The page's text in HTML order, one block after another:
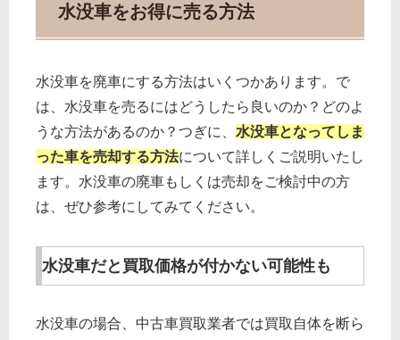
水没車をお得に売る方法
水没車を廃車にする方法はいくつかあります。で
は、水没車を売るにはどうしたら良いのか？どのよ
うな方法があるのか？つぎに、 水没車となってしま
った車を売却する方法について詳しくご説明いたし
ます。水没車の廃車もしくは売却をご検討中の方
は、ぜひ参考にしてみてください。
水没車だと買取価格が付かない可能性も
水没車の場合、中古車買取業者では買取自体を断ら